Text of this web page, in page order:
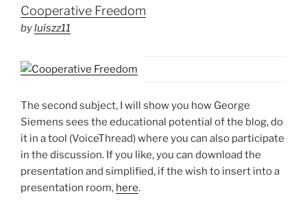
Cooperative Freedom
byluiszz11
The second subject, I will show you how George
Siemens sees the educational potential of the blog, do
it in a tool (VoiceThread) where you can also participate
in the discussion. If you like, you can download the
presentation and simplified, if the wish to insert into a
presentation room, here.